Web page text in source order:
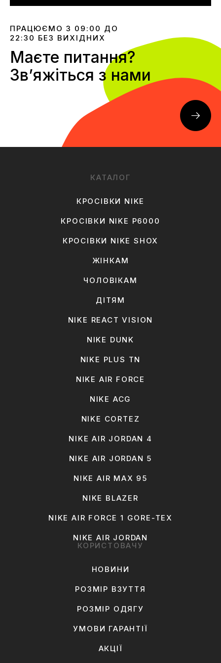
ПРАЦЮЄМО З 09:00 ДО
22:30 БЕЗ ВИХІДНИХ
Маєте питання?
Звʼяжіться з нами
КАТАЛОГ
КРОСІВКИ NIKE
КРОСІВКИ NIKE P6000
КРОСІВКИ NIKE SHOX
ЖІНКАМ
ЧОЛОВІКАМ
ДІТЯМ
NIKE REACT VISION
NIKE DUNK
NIKE PLUS TN
NIKE AIR FORCE
NIKE ACG
NIKE CORTEZ
NIKE AIR JORDAN 4
NIKE AIR JORDAN 5
NIKE AIR MAX 95
NIKE BLAZER
NIKE AIR FORCE 1 GORE-TEX
NIKE AIR JORDAN
КОРИСТОВАЧУ
НОВИНИ
РОЗМІР ВЗУТТЯ
РОЗМІР ОДЯГУ
УМОВИ ГАРАНТІЇ
АКЦІЇ